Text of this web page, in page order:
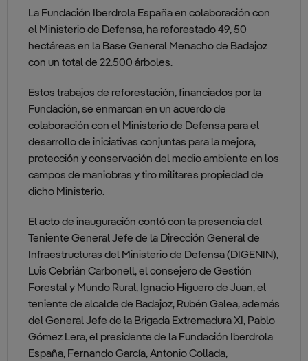
La Fundación Iberdrola España en colaboración con
el Ministerio de Defensa, ha reforestado 49, 50
hectáreas en la Base General Menacho de Badajoz
con un total de 22.500 árboles.
Estos trabajos de reforestación, financiados por la
Fundación, se enmarcan en un acuerdo de
colaboración con el Ministerio de Defensa para el
desarrollo de iniciativas conjuntas para la mejora,
protección y conservación del medio ambiente en los
campos de maniobras y tiro militares propiedad de
dicho Ministerio.
El acto de inauguración contó con la presencia del
Teniente General Jefe de la Dirección General de
Infraestructuras del Ministerio de Defensa (DIGENIN),
Luis Cebrián Carbonell, el consejero de Gestión
Forestal y Mundo Rural, Ignacio Higuero de Juan, el
teniente de alcalde de Badajoz, Rubén Galea, además
del General Jefe de la Brigada Extremadura XI, Pablo
Gómez Lera, el presidente de la Fundación Iberdrola
España, Fernando García, Antonio Collada,